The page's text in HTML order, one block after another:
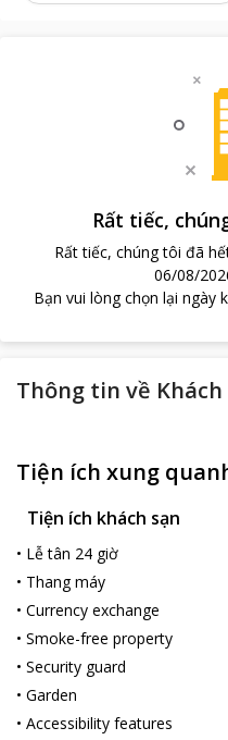
Rất tiếc,
Rất tiếc, chúng tôi đã
06/08/
Bạn vui lòng chọn lại ngày
Thông tin về
Tiện ích xung
Tiện ích khách sạn
• Lễ tân 24 giờ
• Thang máy
• Currency exchange
• Smoke-free property
• Security guard
• Garden
• Accessibility features